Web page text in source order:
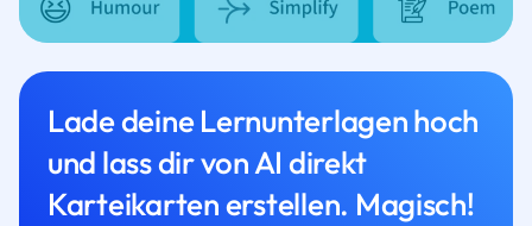
Lade deine Lernunterlagen hoch
und lass dir von AI direkt
Karteikarten erstellen. Magisch!